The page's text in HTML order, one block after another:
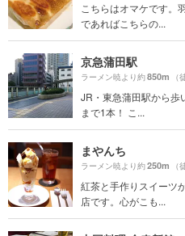
こちらはオマケです。
であればこちらの...
京急蒲田駅
ラーメン暁より約850m （
JR・東急蒲田駅から歩
まで1本！ こ...
まやんち
ラーメン暁より約250m （
紅茶と手作りスイーツ
店です。心がこも...